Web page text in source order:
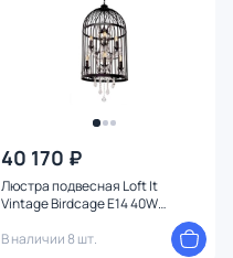
40 170 ₽
Люстра подвесная Loft It
Vintage Birdcage E14 40W
В наличии 8 шт.